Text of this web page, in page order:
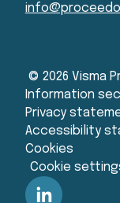
© 2026 Visma
Information
Privacy
Accessibility
Cookies
Cookie